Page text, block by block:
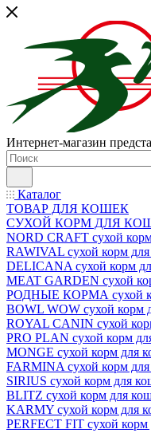
Интернет-магазин
Каталог
ТОВАР ДЛЯ КОШЕК
СУХОЙ КОРМ ДЛЯ
NORD CRAFT сухой
RAWIVAL сухой корм
DELICANA сухой корм
MEAT GARDEN сухой
РОДНЫЕ КОРМА сухой
BOWL WOW сухой корм
ROYAL CANIN сухой
PRO PLAN сухой корм
MONGE сухой корм для
FARMINA сухой корм
SIRIUS сухой корм для
BLITZ сухой корм для
KARMY сухой корм для
PERFECT FIT сухой корм